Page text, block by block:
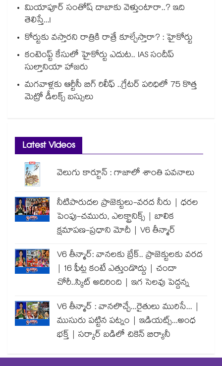
మియాపూర్ సంతోష్ దాబాకు వెళ్తుంటారా..? ఇది
తెలిస్తే...!
కోర్టుకు వస్తారని రాత్రికి రాత్రే కూల్చేస్తారా? : హైకోర్టు
కంటెంప్ట్ కేసులో హైకోర్టు ఎదుట.. IAS సందీప్
సుల్తానియా హాజరు
మగవాళ్లకు ఆర్టీసీ బిగ్ రిలీఫ్ ..గ్రేటర్ పరిధిలో 75 కొత్త
మెట్రో డీలక్స్ బస్సులు
Latest Videos
వెలుగు కార్టూన్ : గాజాలో శాంతి పవనాలు
నీటిపారుదల ప్రాజెక్టులు-వరద నీరు | ధరల
పెంపు-చమురు, ఎలక్ట్రానిక్స్ | బాలిక
క్షమాపణ-ప్రధాని మోదీ | V6 తీన్మార్
V6 తీన్మార్: వానలకు బ్రేక్.. ప్రాజెక్టులకు వరద
| 16 ఫీట్ల కంటే ఎత్తుండొద్దు | చందా
చోరీ..స్కిట్ అదిరింది | ఇగ సెలవు పెద్దన్న
V6 తీన్మార్ : వానలొచ్చే...రైతులు మురిసే... |
ముసురు పట్టిన పట్నం | ఇడియట్స్...అంధ
భక్త్ | సర్కార్ బడిలో చికెన్ బిర్యానీ